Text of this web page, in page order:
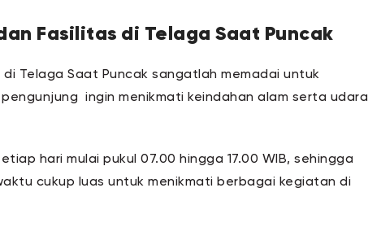
Fasilitas di Telaga Saat Puncak
Telaga Saat Puncak sangatlah memadai untuk
ingin menikmati keindahan alam serta udara
hari mulai pukul 07.00 hingga 17.00 WIB, sehingga
cukup luas untuk menikmati berbagai kegiatan di